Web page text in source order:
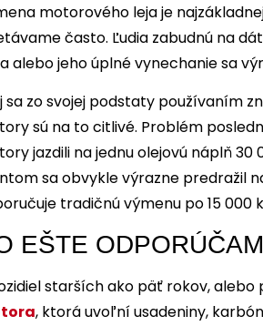
motorového leja je
často. Ľudia zabudnú na
alebo jeho úplné vynechanie sa
sa zo svojej podstaty používaním
sú na to citlivé. Problém
jazdili na jednu olejovú náplň
sa obvykle výrazne predražil
tradičnú výmenu po 15 000
EŠTE
starších ako päť rokov,
, ktorá uvoľní usadeniny,